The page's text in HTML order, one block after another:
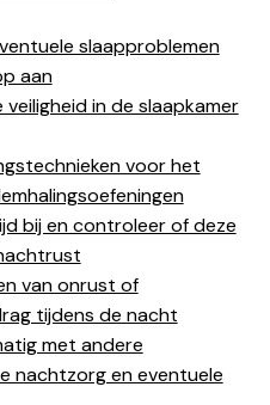
slaapproblemen
aan
in de slaapkamer
voor het
bij en controleer of deze
van onrust of
tijdens de nacht
met andere
nachtzorg en eventuele